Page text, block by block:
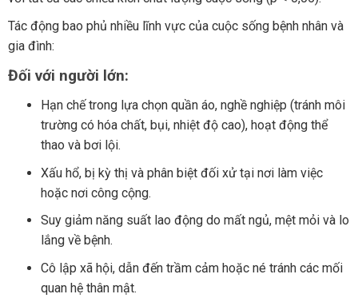
Tác động bao phủ nhiều lĩnh vực của cuộc sống bệnh nhân và
gia đình:
Đối với người lớn:
Hạn chế trong lựa chọn quần áo, nghề nghiệp (tránh môi
trường có hóa chất, bụi, nhiệt độ cao), hoạt động thể
thao và bơi lội.
Xấu hổ, bị kỳ thị và phân biệt đối xử tại nơi làm việc
hoặc nơi công cộng.
Suy giảm năng suất lao động do mất ngủ, mệt mỏi và lo
lắng về bệnh.
Cô lập xã hội, dẫn đến trầm cảm hoặc né tránh các mối
quan hệ thân mật.